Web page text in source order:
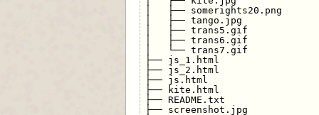
│   ├── somerights20.png
│   ├── tango.jpg
│   ├── trans5.gif
│   ├── trans6.gif
│   └── trans7.gif
├── js_1.html
├── js_2.html
├── js.html
├── kite.html
├── README.txt
├── screenshot.jpg